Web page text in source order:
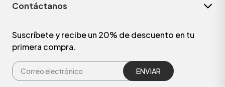
Contáctanos
Suscríbete y recibe un 20% de descuento en tu
primera compra.
ENVIAR